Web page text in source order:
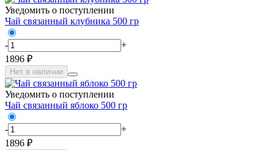
Уведомить о поступлении
Чай связанный клубника 500 гр
-
+
1896 ₽
Нет в наличии
Уведомить о поступлении
Чай связанный яблоко 500 гр
-
+
1896 ₽